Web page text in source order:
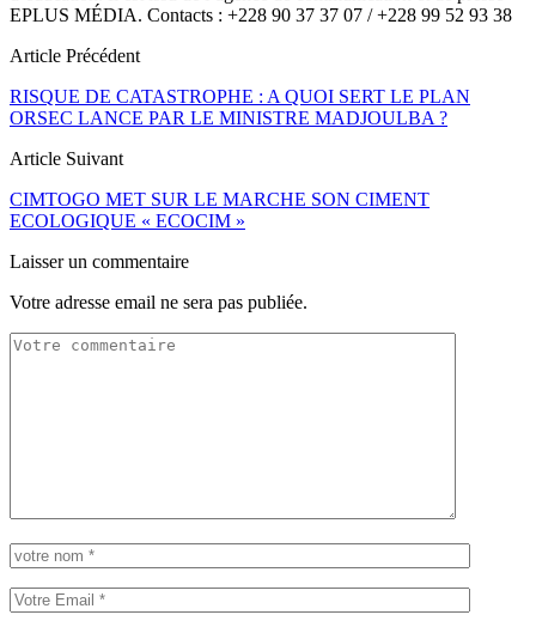
EPLUS MÉDIA. Contacts : +228 90 37 37 07 / +228 99 52 93 38
Article Précédent
RISQUE DE CATASTROPHE : A QUOI SERT LE PLAN
ORSEC LANCE PAR LE MINISTRE MADJOULBA ?
Article Suivant
CIMTOGO MET SUR LE MARCHE SON CIMENT
ECOLOGIQUE « ECOCIM »
Laisser un commentaire
Votre adresse email ne sera pas publiée.